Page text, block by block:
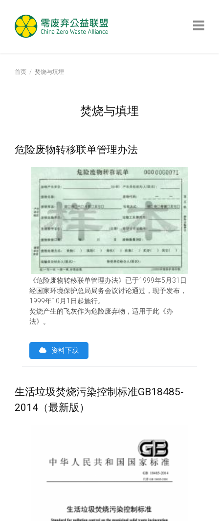
首页 焚烧与填埋
焚烧与填埋
危险废物转移联单管理办法
《危险废物转移联单管理办法》已于1999年5月31日
经国家环境保护总局局务会议讨论通过，现予发布，
1999年10月1日起施行。
焚烧产生的飞灰作为危险废弃物，适用于此《办
法》。
资料下载
生活垃圾焚烧污染控制标准GB18485-
2014（最新版）